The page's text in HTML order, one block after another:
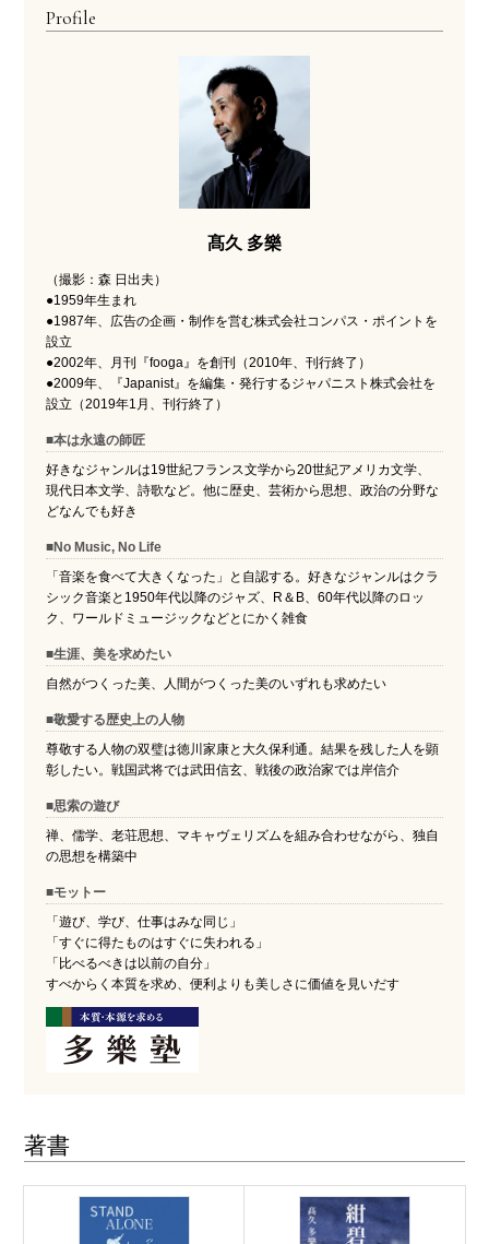
Profile
髙久 多樂
（撮影：森 日出夫）
●1959年生まれ
●1987年、広告の企画・制作を営む株式会社コンパス・ポイントを
設立
●2002年、月刊『fooga』を創刊（2010年、刊行終了）
●2009年、『Japanist』を編集・発行するジャパニスト株式会社を
設立（2019年1月、刊行終了）
■本は永遠の師匠
好きなジャンルは19世紀フランス文学から20世紀アメリカ文学、
現代日本文学、詩歌など。他に歴史、芸術から思想、政治の分野な
どなんでも好き
■No Music, No Life
「音楽を食べて大きくなった」と自認する。好きなジャンルはクラ
シック音楽と1950年代以降のジャズ、R＆B、60年代以降のロッ
ク、ワールドミュージックなどとにかく雑食
■生涯、美を求めたい
自然がつくった美、人間がつくった美のいずれも求めたい
■敬愛する歴史上の人物
尊敬する人物の双璧は徳川家康と大久保利通。結果を残した人を顕
彰したい。戦国武将では武田信玄、戦後の政治家では岸信介
■思索の遊び
禅、儒学、老荘思想、マキャヴェリズムを組み合わせながら、独自
の思想を構築中
■モットー
「遊び、学び、仕事はみな同じ」
「すぐに得たものはすぐに失われる」
「比べるべきは以前の自分」
すべからく本質を求め、便利よりも美しさに価値を見いだす
著書